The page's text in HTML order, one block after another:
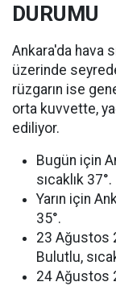
DURUMU
Ankara'da hava
üzerinde
rüzgarın ise
orta kuvvette,
ediliyor.
Bugün için
sıcaklık 37°.
Yarın için
35°.
23 Ağustos
Bulutlu,
24 Ağustos